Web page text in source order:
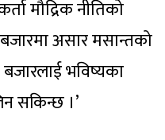
मौद्रिक नीतिको
असार मसान्तको
भविष्यका
सकिन्छ ।’